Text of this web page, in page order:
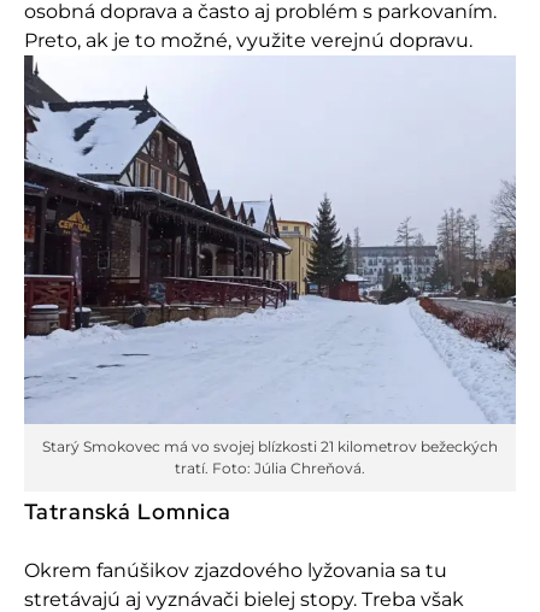
osobná doprava a často aj problém s parkovaním.
Preto, ak je to možné, využite verejnú dopravu.
Starý Smokovec má vo svojej blízkosti 21 kilometrov bežeckých
tratí. Foto: Júlia Chreňová.
Tatranská Lomnica
Okrem fanúšikov zjazdového lyžovania sa tu
stretávajú aj vyznávači bielej stopy. Treba však